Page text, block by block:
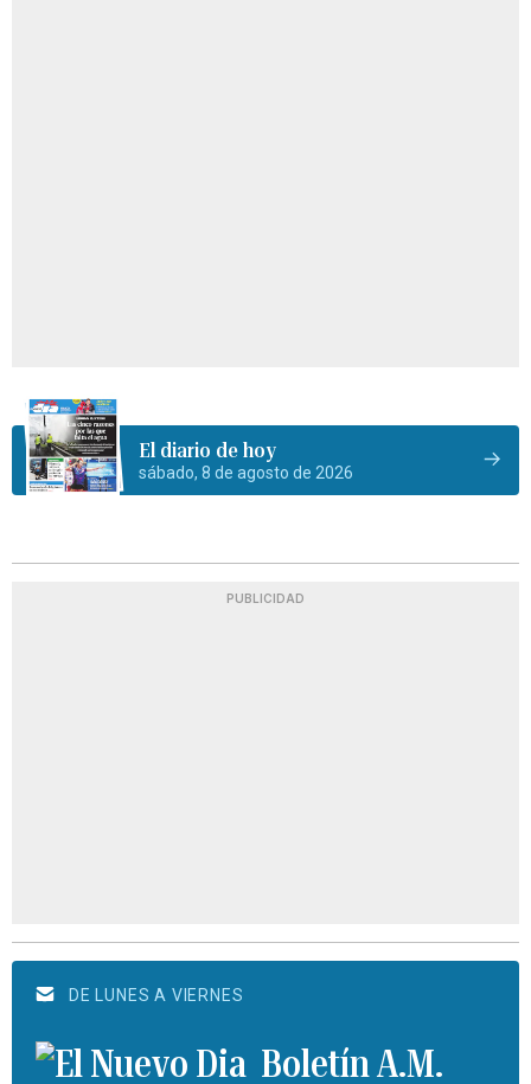
El diario de hoy
sábado, 8 de agosto de 2026
PUBLICIDAD
DE LUNES A VIERNES
Boletín A.M.